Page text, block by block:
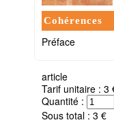
Cohérences
Préface
article
Tarif unitaire : 3
Quantité :
Sous total : 3 €